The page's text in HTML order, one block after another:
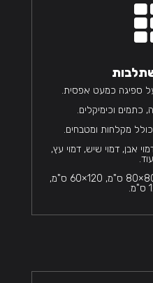
ספיגה כמעט אפסית.
כתמים וכימיקלים.
מקלחות ומטבחים.
אבן, דמוי שיש, דמוי עץ,
גדלים נפוצים: 60×60 ס"מ, 80×80 ס"מ, 120×60 ס"מ,